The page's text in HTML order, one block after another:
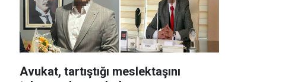
Avukat, tartıştığı meslektaşını